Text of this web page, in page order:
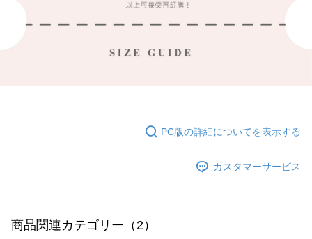
PC版の詳細についてを表示する
カスタマーサービス
商品関連カテゴリー（2）